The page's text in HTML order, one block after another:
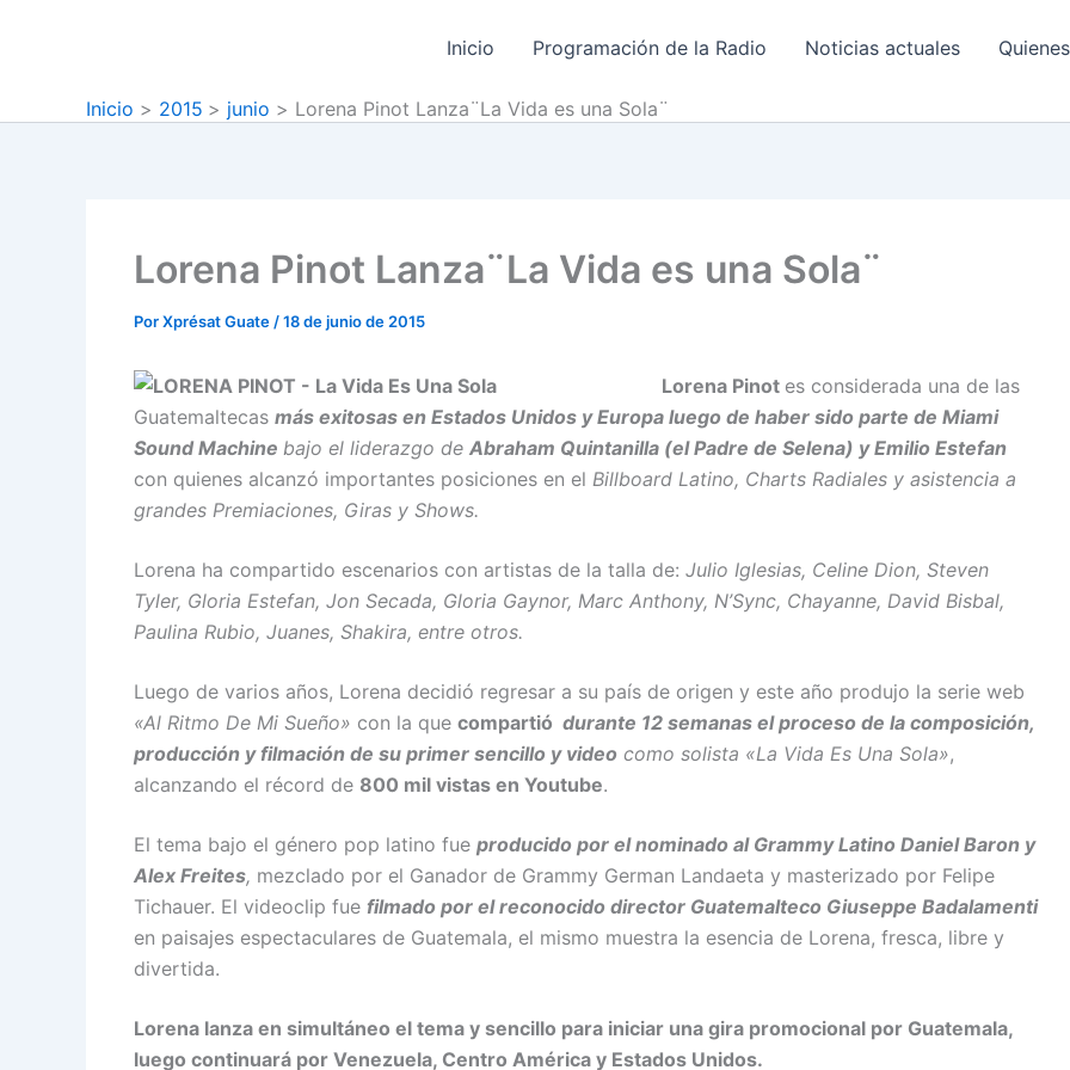
Inicio Programación de la Radio Noticias actuales
Inicio 2015 junio Lorena Pinot Lanza¨La Vida es una Sola¨
Lorena Pinot Lanza¨La Vida es una Sola¨
PorXprésat Guate /18 de junio de 2015
Lorena Pinot es considerada una de las
Guatemaltecas más exitosas en Estados Unidos y Europa luego de haber sido parte de Miami
Sound Machine bajo el liderazgo de Abraham Quintanilla (el Padre de Selena) y Emilio Estefan
con quienes alcanzó importantes posiciones en el Billboard Latino, Charts Radiales y asistencia a
grandes Premiaciones, Giras y Shows.
Lorena ha compartido escenarios con artistas de la talla de: Julio Iglesias, Celine Dion, Steven
Tyler, Gloria Estefan, Jon Secada, Gloria Gaynor, Marc Anthony, N’Sync, Chayanne, David Bisbal,
Paulina Rubio, Juanes, Shakira, entre otros.
Luego de varios años, Lorena decidió regresar a su país de origen y este año produjo la serie web
«Al Ritmo De Mi Sueño» con la que compartió durante 12 semanas el proceso de la composición,
producción y filmación de su primer sencillo y video como solista «La Vida Es Una Sola»,
alcanzando el récord de 800 mil vistas en Youtube.
El tema bajo el género pop latino fue producido por el nominado al Grammy Latino Daniel Baron y
Alex Freites, mezclado por el Ganador de Grammy German Landaeta y masterizado por Felipe
Tichauer. El videoclip fue filmado por el reconocido director Guatemalteco Giuseppe Badalamenti
en paisajes espectaculares de Guatemala, el mismo muestra la esencia de Lorena, fresca, libre y
divertida.
Lorena lanza en simultáneo el tema y sencillo para iniciar una gira promocional por Guatemala,
luego continuará por Venezuela, Centro América y Estados Unidos.